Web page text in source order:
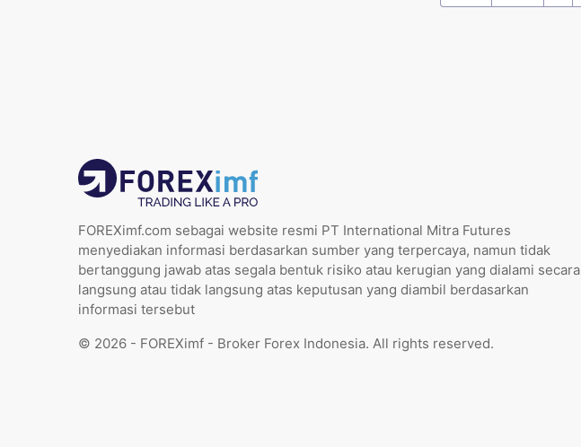
FOREXimf.com sebagai website resmi PT International Mitra Futures
menyediakan informasi berdasarkan sumber yang terpercaya, namun tidak
bertanggung jawab atas segala bentuk risiko atau kerugian yang dialami secara
langsung atau tidak langsung atas keputusan yang diambil berdasarkan
informasi tersebut
© 2026 - FOREXimf - Broker Forex Indonesia. All rights reserved.